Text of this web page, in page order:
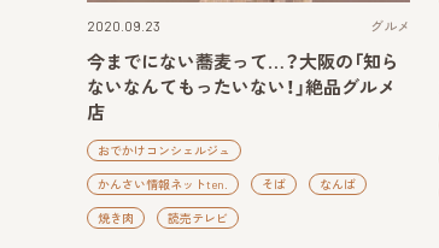
2020.09.23 グルメ
今までにない蕎麦って…？大阪の「知ら
ないなんてもったいない！」絶品グルメ
店
おでかけコンシェルジュ
かんさい情報ネットten. そば なんば
焼き肉 読売テレビ